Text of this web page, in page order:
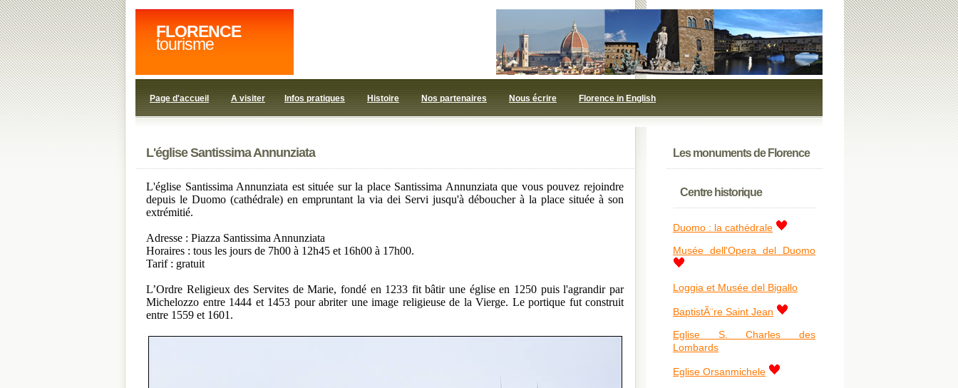
FLORENCE
tourisme
Page d'accueil A visiter Infos pratiques Histoire Nos partenaires Nous écrire Florence in English
L'église Santissima Annunziata
L'église Santissima Annunziata est située sur la place Santissima Annunziata que vous pouvez rejoindre
depuis le Duomo (cathédrale) en empruntant la via dei Servi jusqu'à déboucher à la place située à son
extrémitié.
Adresse : Piazza Santissima Annunziata
Horaires : tous les jours de 7h00 à 12h45 et 16h00 à 17h00.
Tarif : gratuit
L’Ordre Religieux des Servites de Marie, fondé en 1233 fit bâtir une église en 1250 puis l'agrandir par
Michelozzo entre 1444 et 1453 pour abriter une image religieuse de la Vierge. Le portique fut construit
entre 1559 et 1601.
Les monuments de Florence
Centre historique
Duomo : la cathédrale
Musée dell'Opera del Duomo
Loggia et Musée del Bigallo
BaptistÃ¨re Saint Jean
Eglise S. Charles des
Lombards
Eglise Orsanmichele